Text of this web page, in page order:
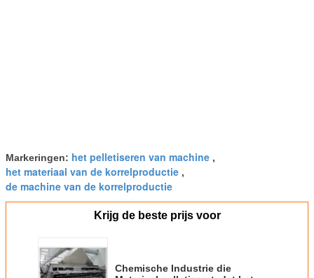
Markeringen: het pelletiseren van machine ,
het materiaal van de korrelproductie ,
de machine van de korrelproductie
Krijg de beste prijs voor
Chemische Industrie die